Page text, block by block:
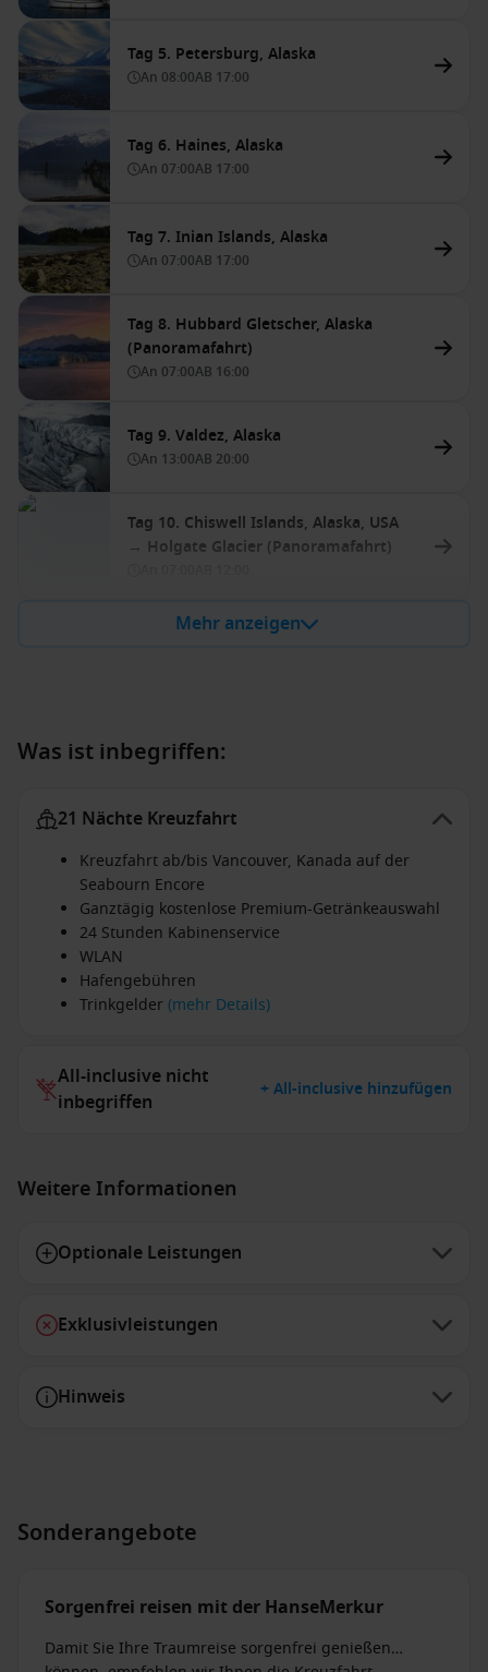
Tag 5. Petersburg, Alaska
An 08:00AB 17:00
Tag 6. Haines, Alaska
An 07:00AB 17:00
Tag 7. Inian Islands, Alaska
An 07:00AB 17:00
Tag 8. Hubbard Gletscher, Alaska
(Panoramafahrt)
An 07:00AB 16:00
Tag 9. Valdez, Alaska
An 13:00AB 20:00
Tag 10. Chiswell Islands, Alaska, USA
→ Holgate Glacier (Panoramafahrt)
Mehr anzeigen
Was ist inbegriffen:
21 Nächte Kreuzfahrt
Kreuzfahrt ab/bis Vancouver, Kanada auf der
Seabourn Encore
Ganztägig kostenlose Premium-Getränkeauswahl
24 Stunden Kabinenservice
WLAN
Hafengebühren
Trinkgelder(mehr Details)
All-inclusive nicht
inbegriffen
+ All-inclusive hinzufügen
Weitere Informationen
Optionale Leistungen
Exklusivleistungen
Hinweis
Sonderangebote
Sorgenfrei reisen mit der HanseMerkur
Damit Sie Ihre Traumreise sorgenfrei genießen